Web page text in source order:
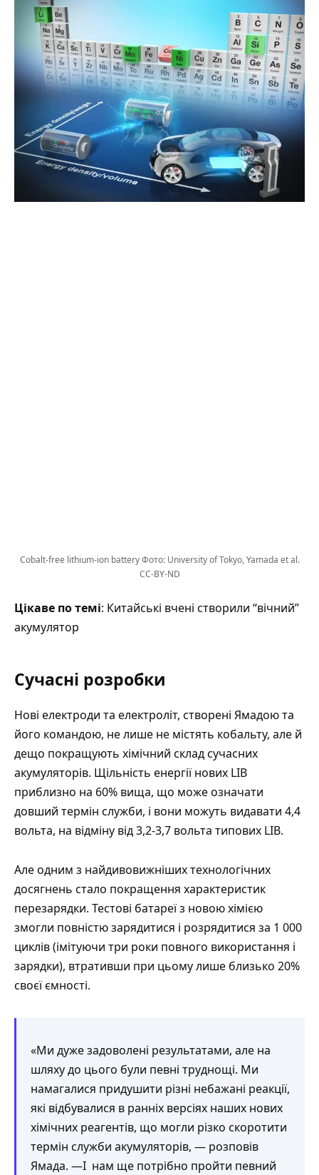
Cobalt-free lithium-ion battery Фото: University of Tokyo, Yamada et al.
CC-BY-ND
Цікаве по темі: Китайські вчені створили “вічний”
акумулятор
Сучасні розробки
Нові електроди та електроліт, створені Ямадою та
його командою, не лише не містять кобальту, але й
дещо покращують хімічний склад сучасних
акумуляторів. Щільність енергії нових LIB
приблизно на 60% вища, що може означати
довший термін служби, і вони можуть видавати 4,4
вольта, на відміну від 3,2-3,7 вольта типових LIB.
Але одним з найдивовижніших технологічних
досягнень стало покращення характеристик
перезарядки. Тестові батареї з новою хімією
змогли повністю зарядитися і розрядитися за 1 000
циклів (імітуючи три роки повного використання і
зарядки), втративши при цьому лише близько 20%
своєї ємності.
«Ми дуже задоволені результатами, але на
шляху до цього були певні труднощі. Ми
намагалися придушити різні небажані реакції,
які відбувалися в ранніх версіях наших нових
хімічних реагентів, що могли різко скоротити
термін служби акумуляторів, — розповів
Ямада. —І нам ще потрібно пройти певний